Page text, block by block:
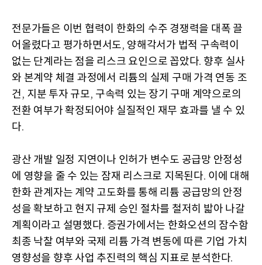
전문가들은 이번 협력이 한화의 수주 경쟁력을 대폭 끌
어올렸다고 평가하면서도, 양해각서가 법적 구속력이
없는 단계라는 점을 리스크 요인으로 꼽았다. 향후 실사
와 본계약 체결 과정에서 리튬의 실제 구매 가격 연동 조
건, 지분 투자 규모, 구속력 있는 장기 구매 계약으로의
전환 여부가 확정되어야 실질적인 재무 효과를 낼 수 있
다.
광산 개발 일정 지연이나 인허가 변수도 공급망 안정성
에 영향을 줄 수 있는 잠재 리스크로 지목된다. 이에 대해
한화 관계자는 계약 고도화를 통해 리튬 공급망의 안정
성을 확보하고 현지 규제 승인 절차를 철저히 밟아 나갈
계획이라고 설명했다. 증권가에서는 한화오션의 잠수함
최종 낙찰 여부와 국제 리튬 가격 변동에 따른 기업 가치
영향성을 향후 사업 추진력의 핵심 지표로 분석한다.